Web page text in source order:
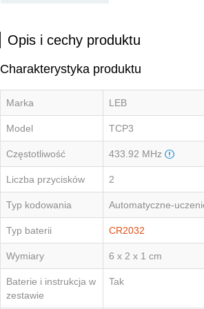
Opis i cechy produktu
Charakterystyka produktu
Marka LEB
Model TCP3
Częstotliwość 433.92 MHz
Liczba przycisków 2
Typ kodowania Automatyczne-
Typ baterii CR2032
Wymiary 6 x 2 x 1 cm
Baterie i instrukcja w
zestawie
Tak